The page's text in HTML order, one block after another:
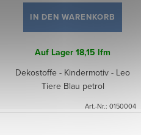
IN DEN WARENKORB
Auf Lager18,15 lfm
Dekostoffe - Kindermotiv - Leo
Tiere Blau petrol
Art.-Nr.: 0150004